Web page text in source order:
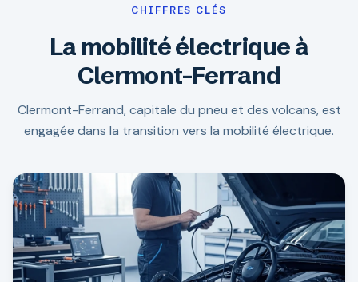
CHIFFRES CLÉS
La mobilité électrique à
Clermont-Ferrand
Clermont-Ferrand, capitale du pneu et des volcans, est
engagée dans la transition vers la mobilité électrique.